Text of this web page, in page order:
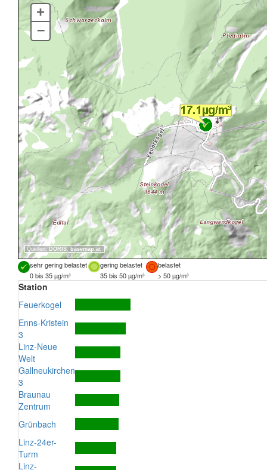
Quellen: DORIS, basemap.at
+
–
sehr gering belastet gering belastet
belastet
0 bis 35 µg/m³
35 bis 50 µg/m³ > 50 µg/m³
Station
Feuerkogel
Enns-Kristein
3
Linz-Neue
Welt
Gallneukirchen
3
Braunau
Zentrum
Grünbach
Linz-24er-
Turm
Linz-